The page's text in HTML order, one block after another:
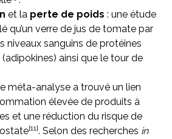
et la perte de poids : une étude
qu’un verre de jus de tomate par
niveaux sanguins de protéines
ainsi que le tour de
méta-analyse a trouvé un lien
élevée de produits à
et une réduction du risque de
[11]. Selon des recherches in